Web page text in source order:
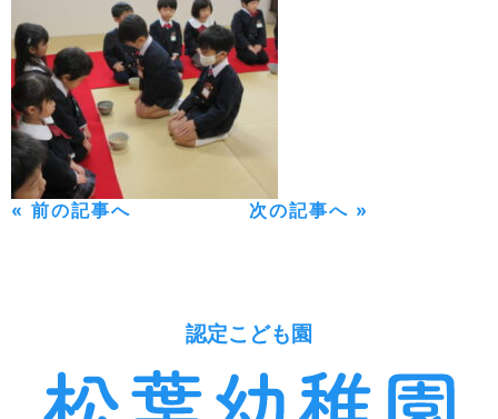
« 前の記事へ 次の記事へ »
認定こども園